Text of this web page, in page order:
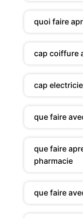
quoi faire
cap coiffure
cap
que faire
que faire
pharmacie
que faire